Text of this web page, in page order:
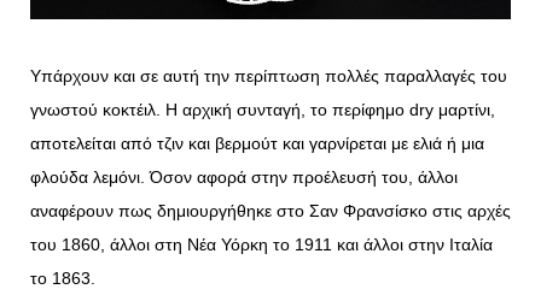
Υπάρχουν και σε αυτή την περίπτωση πολλές παραλλαγές του
γνωστού κοκτέιλ. Η αρχική συνταγή, το περίφημο dry μαρτίνι,
αποτελείται από τζιν και βερμούτ και γαρνίρεται με ελιά ή μια
φλούδα λεμόνι. Όσον αφορά στην προέλευσή του, άλλοι
αναφέρουν πως δημιουργήθηκε στο Σαν Φρανσίσκο στις αρχές
του 1860, άλλοι στη Νέα Υόρκη το 1911 και άλλοι στην Ιταλία
το 1863.